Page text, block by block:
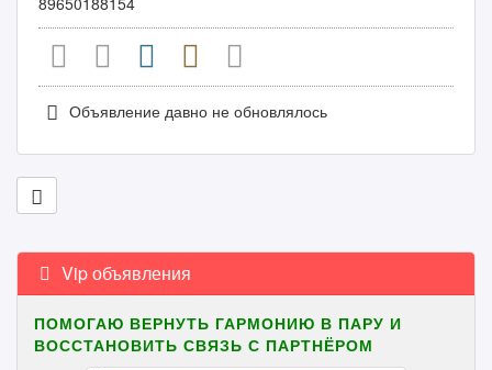
Объявление давно не обновлялось
Vip объявления
ПОМОГАЮ ВЕРНУТЬ ГАРМОНИЮ В ПАРУ И
ВОССТАНОВИТЬ СВЯЗЬ С ПАРТНЁРОМ